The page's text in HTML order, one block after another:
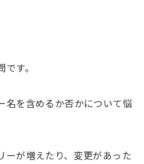
す。
名を含めるか否かについて悩
ーが増えたり、変更があった